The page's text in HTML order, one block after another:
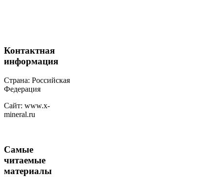
Контактная
информация
Страна: Российская
Федерация
Сайт: www.x-
mineral.ru
Самые
читаемые
материалы